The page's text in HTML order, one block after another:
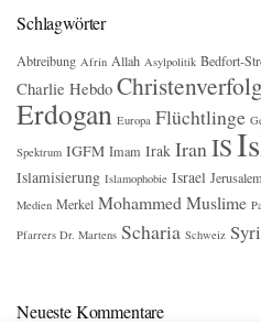
Schlagwörter
Abtreibung Afrin Allah Asylpolitik Bedfort-
Charlie Hebdo
Erdogan Europa Flüchtlinge
Spektrum IGFM Imam Irak IranIS
Islamisierung Islamophobie Israel Jerusalem
Medien Merkel Mohammed Muslime
Pfarrers Dr. Martens Scharia Schweiz
Neueste Kommentare